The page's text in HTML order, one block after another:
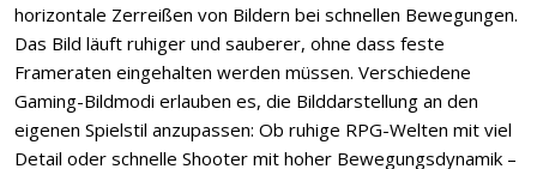
horizontale Zerreißen von Bildern bei schnellen Bewegungen.
Das Bild läuft ruhiger und sauberer, ohne dass feste
Frameraten eingehalten werden müssen. Verschiedene
Gaming-Bildmodi erlauben es, die Bilddarstellung an den
eigenen Spielstil anzupassen: Ob ruhige RPG-Welten mit viel
Detail oder schnelle Shooter mit hoher Bewegungsdynamik –